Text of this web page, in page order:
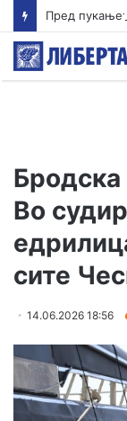
Бродска
Во
сите
14.06.2026 18:56